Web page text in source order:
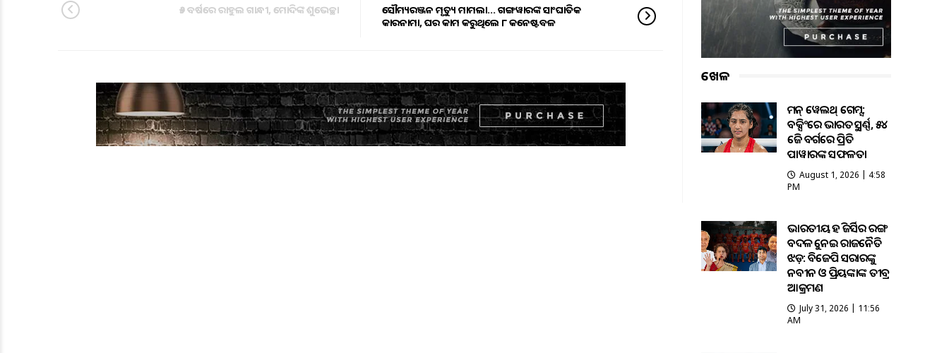
୫୬ ବର୍ଷରେ ରାହୁଲ ଗାନ୍ଧୀ, ମୋଦିଙ୍କ ଶୁଭେଚ୍ଛା
ସୌମ୍ୟରଞ୍ଜନ ମୃତ୍ୟୁ ମାମଲା… ଗଙ୍ଗୱାରଙ୍କ ସାଂଘାତିକ
କାରନାମା, ଘର କାମ କରୁଥିଲେ ୮ କନେଷ୍ଟବଳ
ଖେଳ
କମନ୍ ୱେଲଥ୍ ଗେମ୍ସ:
ବକ୍ସିଂରେ ଭାରତକୁ ସ୍ବର୍ଣ୍ଣ, ୫୪
କେଜି ବର୍ଗରେ ପ୍ରିତି
ପାୱାରଙ୍କ ସଫଳତା
August 1, 2026 | 4:58
PM
ଭାରତୀୟ ହକି ଜର୍ସିର ରଙ୍ଗ
ବଦଳକୁ ନେଇ ରାଜନୈତିକ
ଝଡ଼: ବିଜେପି ସରକାରଙ୍କୁ
ନବୀନ ଓ ପ୍ରିୟଙ୍କାଙ୍କ ତୀବ୍ର
ଆକ୍ରମଣ
July 31, 2026 | 11:56
AM